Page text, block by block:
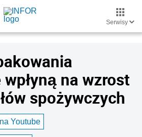
Serwisy
na wzrost
spożywczych
Youtube